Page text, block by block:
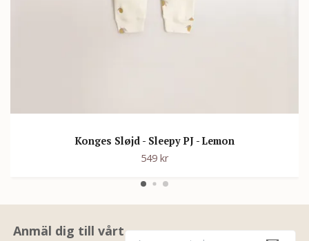
Konges Sløjd - Sleepy PJ - Lemon
549 kr
Anmäl dig till vårt